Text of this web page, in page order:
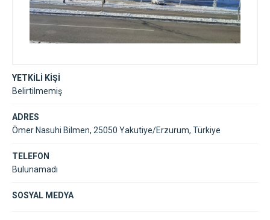
YETKİLİ KİŞİ
Belirtilmemiş
ADRES
Ömer Nasuhi Bilmen, 25050 Yakutiye/Erzurum, Türkiye
TELEFON
Bulunamadı
SOSYAL MEDYA